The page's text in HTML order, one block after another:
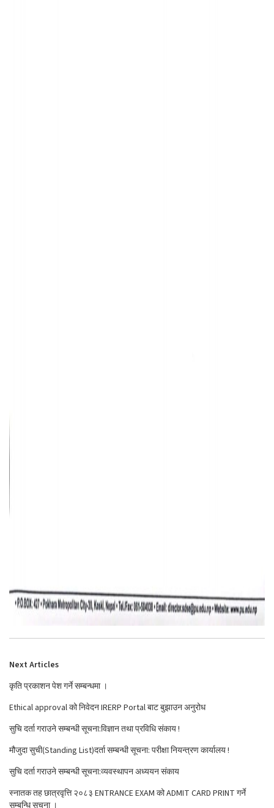
Next Articles
कृति प्रकाशन पेश गर्ने सम्बन्धमा ।
Ethical approval को निवेदन IRERP Portal बाट बुझाउन अनुरोध
सुचि दर्ता गराउने सम्बन्धी सूचना:विज्ञान तथा प्रविधि संकाय !
मौजुदा सुची(Standing List)दर्ता सम्बन्धी सूचना: परीक्षा नियन्त्रण कार्यालय !
सुचि दर्ता गराउने सम्बन्धी सूचना:व्यवस्थापन अध्ययन संकाय
स्नातक तह छात्रवृत्ति २०८३ ENTRANCE EXAM को ADMIT CARD PRINT गर्ने
सम्बन्धि सूचना ।